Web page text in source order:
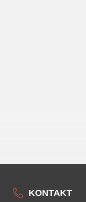
KONTAKT